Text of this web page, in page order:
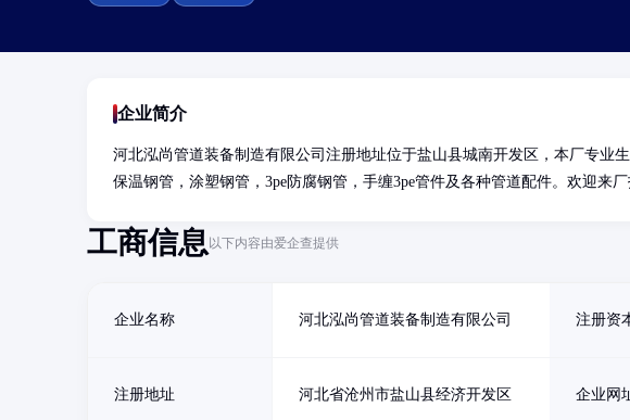
企业简介
河北泓尚管道装备制造有限公司注册地址位于盐山县城南开发区，本厂专业
保温钢管，涂塑钢管，3pe防腐钢管，手缠3pe管件及各种管道配件。欢迎来厂
工商信息以下内容由爱企查提供
企业名称 河北泓尚管道装备制造有限公司 注册资
注册地址 河北省沧州市盐山县经济开发区 企业网